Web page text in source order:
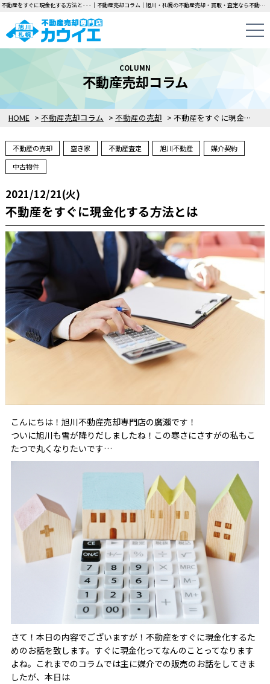
不動産をすぐに現金化する方法と･･･｜不動産売却コラム｜旭川・札幌の不動産売却・買取・査定なら不動産売却専門店カウイエにお任せください！中古一戸建て・マンション・土地の即日無料査定・即金買取を行っています！
HOME > 不動産売却コラム > 不動産の売却 > 不動産をすぐに現金化する方法とは
COLUMN
不動産売却コラム
不動産の売却 空き家 不動産査定 旭川不動産
媒介契約
中古物件
2021/12/21(火)
不動産をすぐに現金化する方法とは
こんにちは！旭川不動産売却専門店の廣瀨です！
ついに旭川も雪が降りだしましたね！この寒さにさすがの私もこ
たつで丸くなりたいです…
さて！本日の内容でございますが！不動産をすぐに現金化するた
めのお話を致します。 すぐに現金化ってなんのことってなります
よね。 これまでのコラムでは主に媒介での販売のお話をしてきま
したが、本日は